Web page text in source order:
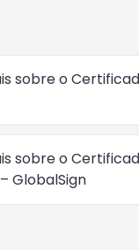
sobre o
sobre o
GlobalSign